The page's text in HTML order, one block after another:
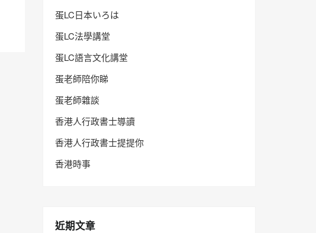
蛋LC日本いろは
蛋LC法學講堂
蛋LC語言文化講堂
蛋老師陪你睇
蛋老師雜談
香港人行政書士導讀
香港人行政書士提提你
香港時事
近期文章